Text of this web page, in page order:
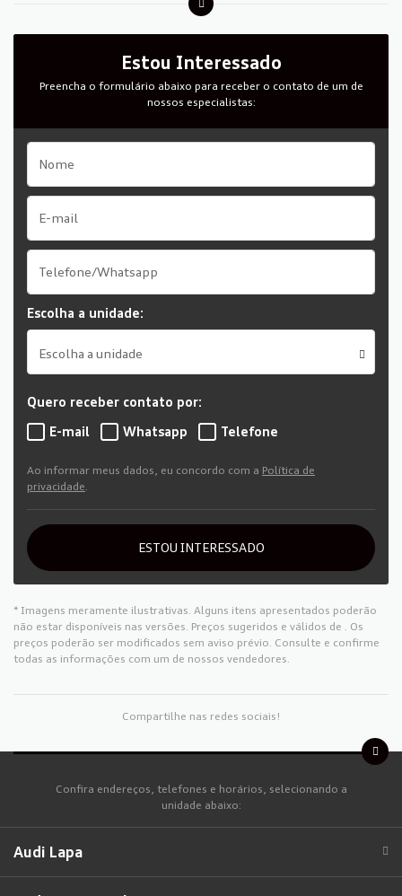
Estou Interessado
Preencha o formulário abaixo para receber o contato de um de
nossos especialistas:
Escolha a unidade:
Escolha a unidade
Quero receber contato por:
E-mail
Whatsapp Telefone
Ao informar meus dados, eu concordo com a Política de
privacidade.
ESTOU INTERESSADO
* Imagens meramente ilustrativas. Alguns itens apresentados poderão
não estar disponíveis nas versões. Preços sugeridos e válidos de . Os
preços poderão ser modificados sem aviso prévio. Consulte e confirme
todas as informações com um de nossos vendedores.
Compartilhe nas redes sociais!
Confira endereços, telefones e horários, selecionando a
unidade abaixo:
Audi Lapa